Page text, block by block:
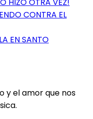
CONTRA EL
EN SANTO
y el amor que nos